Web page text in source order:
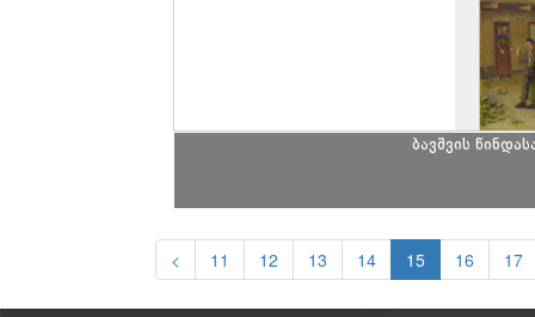
ბავშვის
< 11 12 13 14 15 16 17